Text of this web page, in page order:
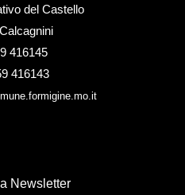
del Castello
416145
416143
Newsletter